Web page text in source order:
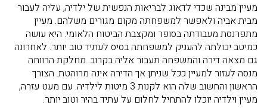
מעיין מבינה שכדי לדאוג לבריאות הנפשית של ילדיה, עליה לעבור
מבית אביה ולאפשר למשפחתה מקום מגורים משלהם. מעיין
מתפרנסת מעבודתה בסופר ומקצבת הביטוח הלאומי. היא עושה
כמיטב יכולתה להעניק למשפחתה בסיס לעתיד טוב יותר. לאחרונה
גם מצאה דירה והמשפחה תעבור אליה בקרוב. מחלקת הרווחה
מנסה לעזור למעיין ככל שניתן אך הדירה אינה מרוהטת. הצורך
הראשון והחשוב שלה הוא לקנות 3 מיטות לילדיה. עם מעט עזרה,
מעיין וילדיה יוכלו להתחיל לחלום על עתיד בהיר וטוב יותר.